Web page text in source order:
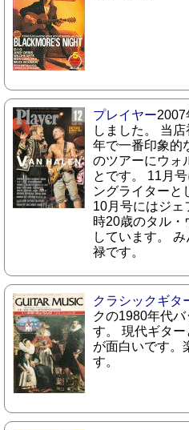
プレイヤー2007
しました。 当
年で一番印象的
のツアーにウォ
とです。 11月
ングライターと
10月号にはジェ
時20歳のタル・
しています。
禄です。
クラシックギタ
クの1980年代
す。 現代ギタ
が面白いです。
す。